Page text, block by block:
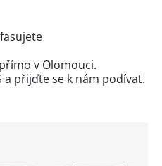
v Olomouci.
a přijďte se k nám podívat.